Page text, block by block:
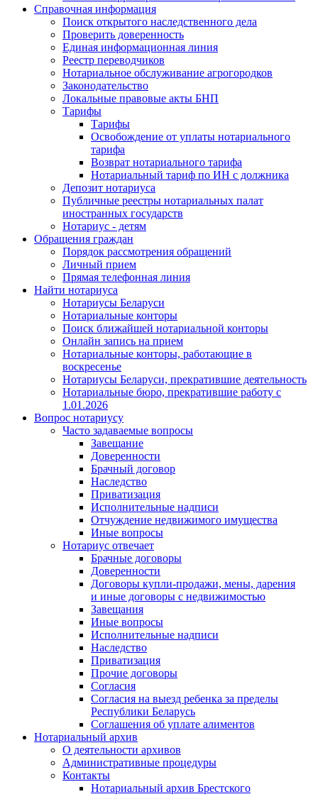
Справочная информация
Поиск открытого наследственного дела
Проверить доверенность
Единая информационная линия
Реестр переводчиков
Нотариальное обслуживание агрогородков
Законодательство
Локальные правовые акты БНП
Тарифы
Тарифы
Освобождение от уплаты нотариального
тарифа
Возврат нотариального тарифа
Нотариальный тариф по ИН с должника
Депозит нотариуса
Публичные реестры нотариальных палат
иностранных государств
Нотариус - детям
Обращения граждан
Порядок рассмотрения обращений
Личный прием
Прямая телефонная линия
Найти нотариуса
Нотариусы Беларуси
Нотариальные конторы
Поиск ближайшей нотариальной конторы
Онлайн запись на прием
Нотариальные конторы, работающие в
воскресенье
Нотариусы Беларуси, прекратившие деятельность
Нотариальные бюро, прекратившие работу с
1.01.2026
Вопрос нотариусу
Часто задаваемые вопросы
Завещание
Доверенности
Брачный договор
Наследство
Приватизация
Исполнительные надписи
Отчуждение недвижимого имущества
Иные вопросы
Нотариус отвечает
Брачные договоры
Доверенности
Договоры купли-продажи, мены, дарения
и иные договоры с недвижимостью
Завещания
Иные вопросы
Исполнительные надписи
Наследство
Приватизация
Прочие договоры
Согласия
Согласия на выезд ребенка за пределы
Республики Беларусь
Соглашения об уплате алиментов
Нотариальный архив
О деятельности архивов
Административные процедуры
Контакты
Нотариальный архив Брестского